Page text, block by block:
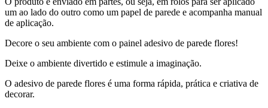
um ao lado do outro como um papel de parede e acompanha manual
de aplicação.
Decore o seu ambiente com o painel adesivo de parede flores!
Deixe o ambiente divertido e estimule a imaginação.
O adesivo de parede flores é uma forma rápida, prática e criativa de
decorar.